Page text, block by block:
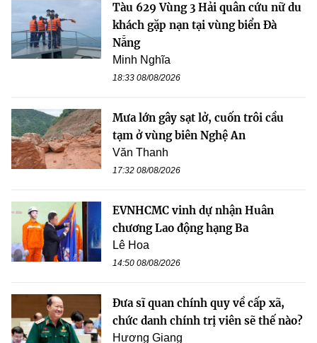
Tàu 629 Vùng 3 Hải quân cứu nữ du
khách gặp nạn tại vùng biển Đà
Nẵng
Minh Nghĩa
18:33 08/08/2026
Mưa lớn gây sạt lở, cuốn trôi cầu
tạm ở vùng biên Nghệ An
Văn Thanh
17:32 08/08/2026
EVNHCMC vinh dự nhận Huân
chương Lao động hạng Ba
Lê Hoa
14:50 08/08/2026
Đưa sĩ quan chính quy về cấp xã,
chức danh chính trị viên sẽ thế nào?
Hương Giang